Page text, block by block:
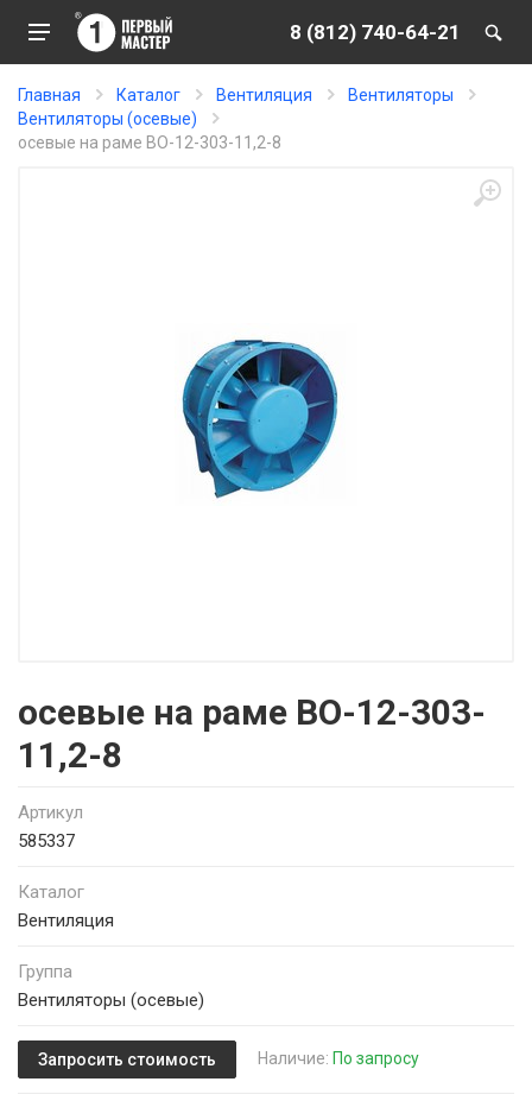
8 (812) 740-64-21
Главная Каталог Вентиляция
Вентиляторы
Вентиляторы (осевые)
осевые на раме ВО-12-303-11,2-8
осевые на раме ВО-12-303-
11,2-8
Артикул
585337
Каталог
Вентиляция
Группа
Вентиляторы (осевые)
Запросить стоимость Наличие: По запросу